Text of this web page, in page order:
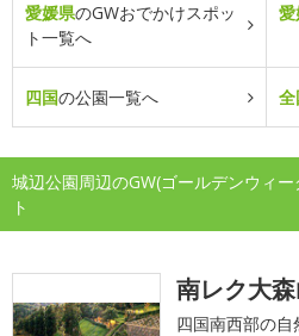
愛媛県のGWおでかけスポッ
ト一覧へ
四国の公園一覧へ
城辺公園周辺のGW(ゴールデンウィ
ト
南レク大
四国南西部の